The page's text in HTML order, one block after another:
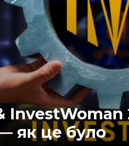
InvestWoman
як це було